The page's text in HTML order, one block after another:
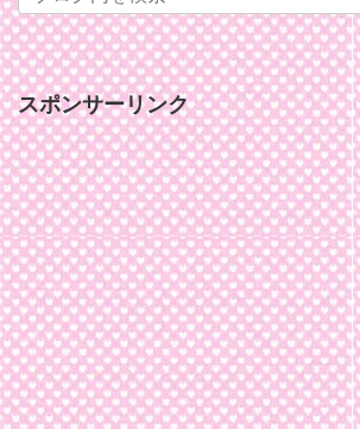
スポンサーリンク